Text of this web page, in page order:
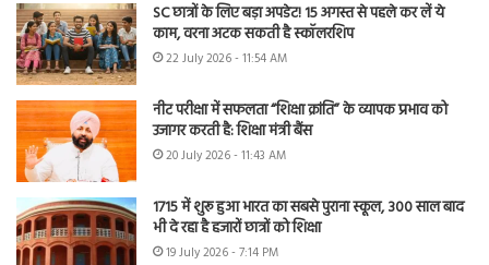
SC छात्रों के लिए बड़ा अपडेट! 15 अगस्त से पहले कर लें ये
काम, वरना अटक सकती है स्कॉलरशिप
22 July 2026 - 11:54 AM
नीट परीक्षा में सफलता “शिक्षा क्रांति” के व्यापक प्रभाव को
उजागर करती है: शिक्षा मंत्री बैंस
20 July 2026 - 11:43 AM
1715 में शुरू हुआ भारत का सबसे पुराना स्कूल, 300 साल बाद
भी दे रहा है हजारों छात्रों को शिक्षा
19 July 2026 - 7:14 PM